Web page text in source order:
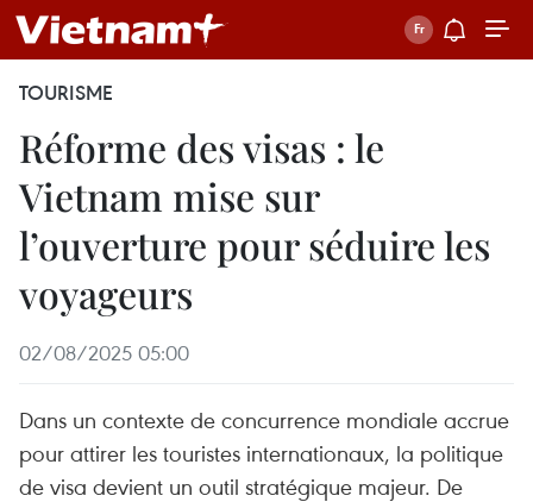
TOURISME
Réforme des visas : le
Vietnam mise sur
l’ouverture pour séduire les
voyageurs
02/08/2025 05:00
Dans un contexte de concurrence mondiale accrue
pour attirer les touristes internationaux, la politique
de visa devient un outil stratégique majeur. De